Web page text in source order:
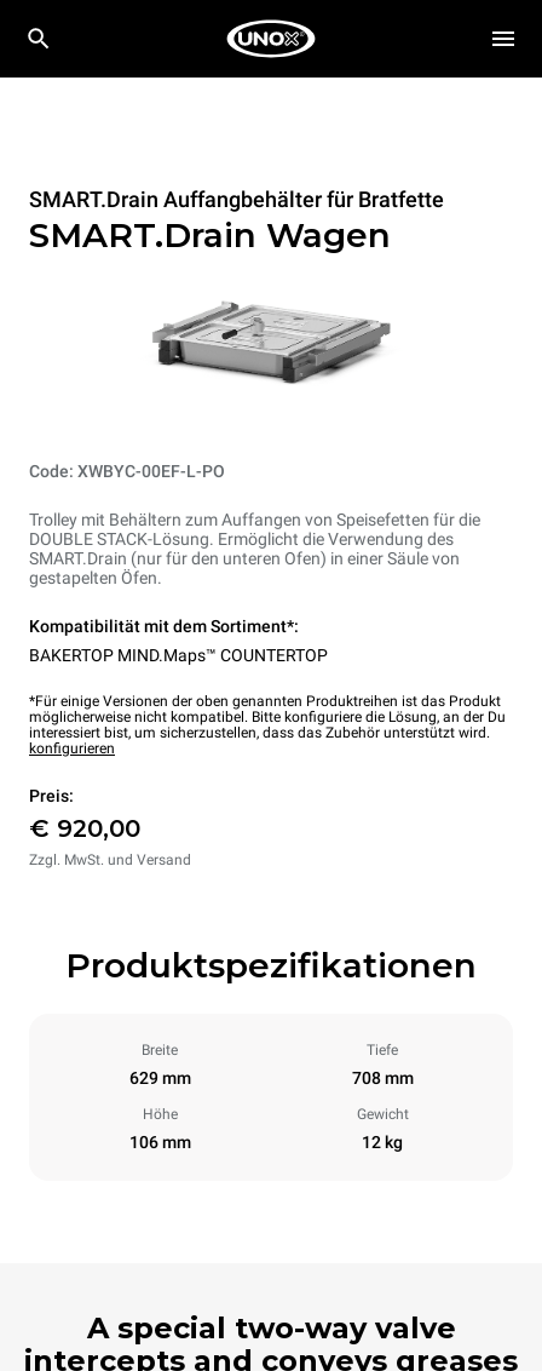
SMART.Drain Auffangbehälter für Bratfette
SMART.Drain Wagen
Code: XWBYC-00EF-L-PO
Trolley mit Behältern zum Auffangen von Speisefetten für die
DOUBLE STACK-Lösung. Ermöglicht die Verwendung des
SMART.Drain (nur für den unteren Ofen) in einer Säule von
gestapelten Öfen.
Kompatibilität mit dem Sortiment*:
BAKERTOP MIND.Maps™ COUNTERTOP
*Für einige Versionen der oben genannten Produktreihen ist das Produkt
möglicherweise nicht kompatibel. Bitte konfiguriere die Lösung, an der Du
interessiert bist, um sicherzustellen, dass das Zubehör unterstützt wird.
konfigurieren
Preis:
€ 920,00
Zzgl. MwSt. und Versand
Produktspezifikationen
Breite
629 mm
Tiefe
708 mm
Höhe
106 mm
Gewicht
12 kg
A special two-way valve
intercepts and conveys greases